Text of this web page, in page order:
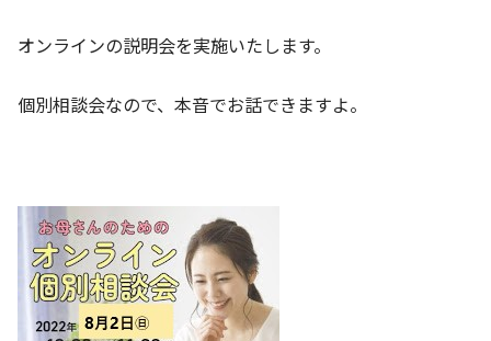
オンラインの説明会を実施いたします。
個別相談会なので、本音でお話できますよ。